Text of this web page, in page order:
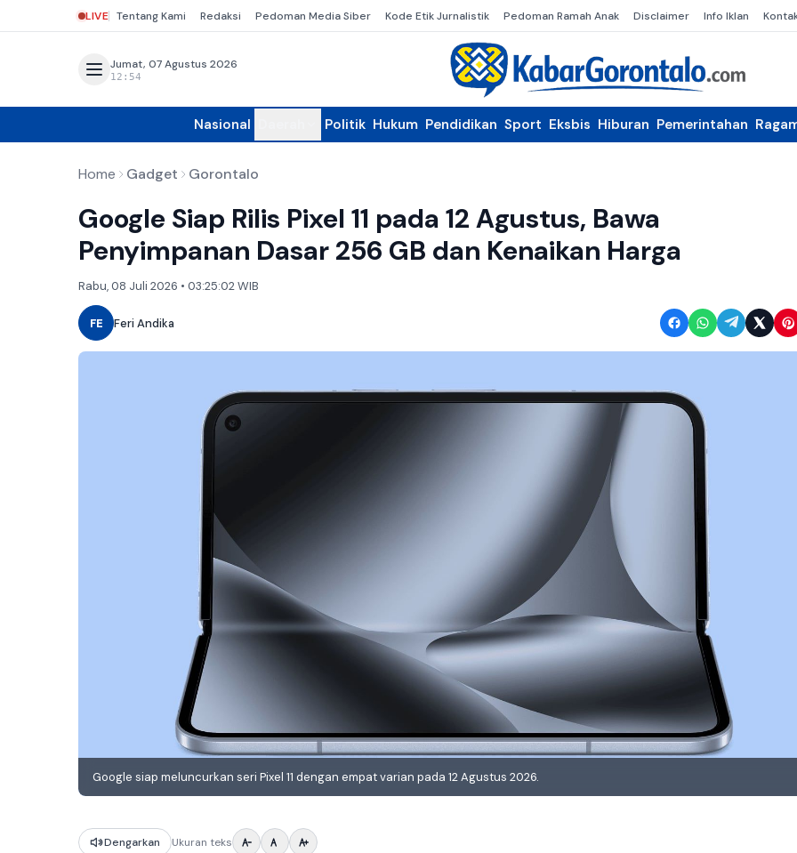
LIVE Tentang Kami Redaksi Pedoman Media Siber Kode Etik Jurnalistik Pedoman Ramah Anak Disclaimer Info Iklan
Jumat, 07 Agustus 2026
12:54
Nasional Politik Hukum Pendidikan Sport Eksbis Hiburan Pemerintahan
Home Gadget Gorontalo
Google Siap Rilis Pixel 11 pada 12 Agustus, Bawa
Penyimpanan Dasar 256 GB dan Kenaikan Harga
Rabu, 08 Juli 2026 • 03:25:02 WIB
FE Feri Andika
Google siap meluncurkan seri Pixel 11 dengan empat varian pada 12 Agustus 2026.
Dengarkan Ukuran teks